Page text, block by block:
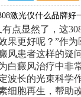
激光仪什么品牌好
点显然了，这
果更好呢？”作
风患者这样的疑
白癜风治疗中非
波长的光束科学
细胞再生，帮助